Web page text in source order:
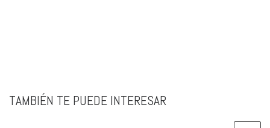
TAMBIÉN TE PUEDE INTERESAR